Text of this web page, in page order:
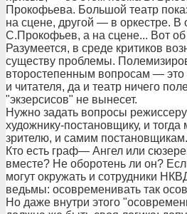
Прокофьева. Большой театр
на сцене, другой — в оркестре. В
С.Прокофьев, а на сцене... Вот об
Разумеется, в среде критиков
существу проблемы.
второстепенным вопросам — это
и читателя, да и театр ничего
"экзерсисов" не вынесет.
Нужно задать вопросы
художнику-постановщику, и тогда
зрителю, и самим постановщикам.
Кто есть граф— Ангел или
вместе? Не оборотень ли он?
могут окружать и сотрудники
ведьмы: осовременивать так
Но даже внутри этого